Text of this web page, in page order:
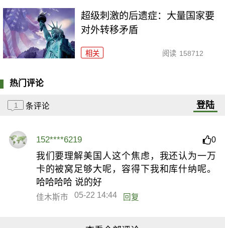
超级刺激的后遗症：大量国家要
对外转移矛盾
相关 阅读 158712
热门评论
1 条评论 登陆
152****6219 0
我们要理解美国人这个焦虑，我还认为一万
卡的被窝足够大呢，容得下我和库什纳呢。
哈哈哈哈 说的好
佳木斯市 05-22 14:44 回复